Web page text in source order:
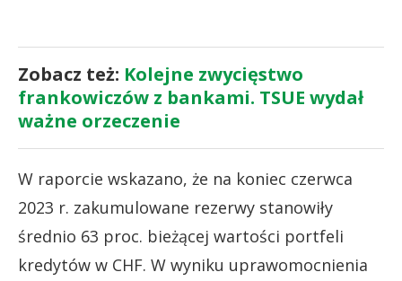
Zobacz też: Kolejne zwycięstwo
frankowiczów z bankami. TSUE wydał
ważne orzeczenie
W raporcie wskazano, że na koniec czerwca
2023 r. zakumulowane rezerwy stanowiły
średnio 63 proc. bieżącej wartości portfeli
kredytów w CHF. W wyniku uprawomocnienia